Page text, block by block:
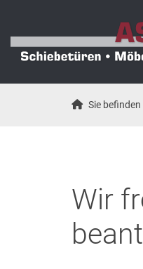
Sie
Wir